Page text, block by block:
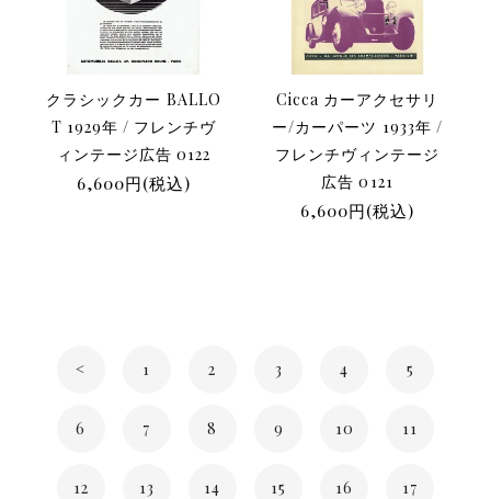
クラシックカー BALLO
T 1929年 / フレンチヴ
ィンテージ広告 0122
6,600円(税込)
Cicca カーアクセサリ
ー/カーパーツ 1933年 /
フレンチヴィンテージ
広告 0121
6,600円(税込)
< 1 2 3 4 5
6 7 8 9 10 11
12 13 14 15 16 17